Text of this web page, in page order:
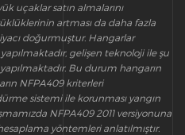
uçaklar satın almalarını
artması da daha fazla
doğurmuştur. Hangarlar
gelişen teknoloji ile şu
Bu durum hangarın
NFPA409 kriterleri
sistemi ile korunması yangın
NFPA409 2011 versiyonuna
yöntemleri anlatılmıştır.